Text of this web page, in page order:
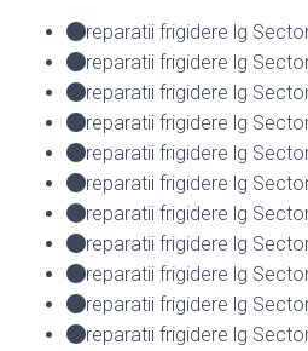
reparatii frigidere lg
reparatii frigidere lg
reparatii frigidere lg
reparatii frigidere lg
reparatii frigidere lg
reparatii frigidere lg
reparatii frigidere lg
reparatii frigidere lg
reparatii frigidere lg
reparatii frigidere lg
reparatii frigidere lg